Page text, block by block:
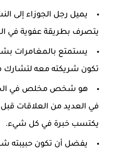
يميل رجل الجوزاء إلى
يتصرف بطريقة عفوية في
يستمتع بالمغامرات
تكون شريكته معه لتشارك
هو شخص مخلص في
في العديد من العلاقات
يكتسب خبرة في كل شيء.
يفضل أن تكون حبيبته